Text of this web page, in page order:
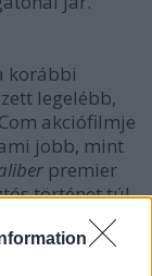
korábbi
legelébb,
akciófilmje
jobb, mint
premier
történet túl